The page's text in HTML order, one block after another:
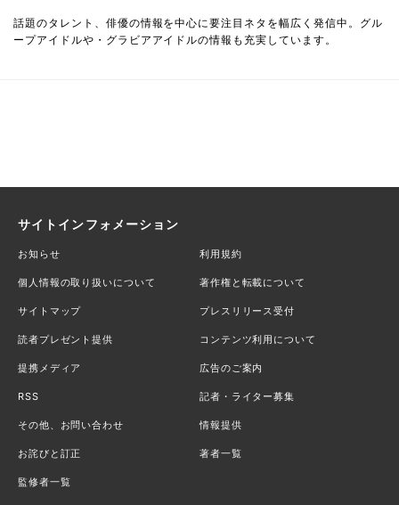
話題のタレント、俳優の情報を中心に要注目ネタを幅広く発信中。グル
ープアイドルや・グラビアアイドルの情報も充実しています。
サイトインフォメーション
お知らせ 利用規約
個人情報の取り扱いについて 著作権と転載について
サイトマップ プレスリリース受付
読者プレゼント提供 コンテンツ利用について
提携メディア 広告のご案内
RSS 記者・ライター募集
その他、お問い合わせ 情報提供
お詫びと訂正 著者一覧
監修者一覧